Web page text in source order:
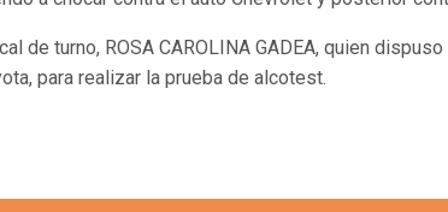
de turno, ROSA CAROLINA GADEA, quien
para realizar la prueba de alcotest.